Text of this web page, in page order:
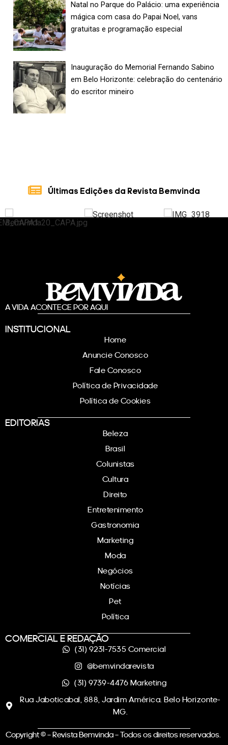
Natal no Parque do Palácio: uma experiência
mágica com casa do Papai Noel, vans
gratuitas e programação especial
Inauguração do Memorial Fernando Sabino
em Belo Horizonte: celebração do centenário
do escritor mineiro
Últimas Edições da Revista Bemvinda
A VIDA ACONTECE POR AQUI
INSTITUCIONAL
Home
Anuncie Conosco
Fale Conosco
Política de Privacidade
Política de Cookies
EDITORIAS
Beleza
Brasil
Colunistas
Cultura
Direito
Entretenimento
Gastronomia
Marketing
Moda
Negócios
Notícias
Pet
Política
COMERCIAL E REDAÇÃO
(31) 9231-7535 Comercial
@bemvindarevista
(31) 9739-4476 Marketing
Rua Jaboticabal, 888, Jardim América. Belo Horizonte-
MG.
Copyright © – Revista Bemvinda – Todos os direitos reservados.